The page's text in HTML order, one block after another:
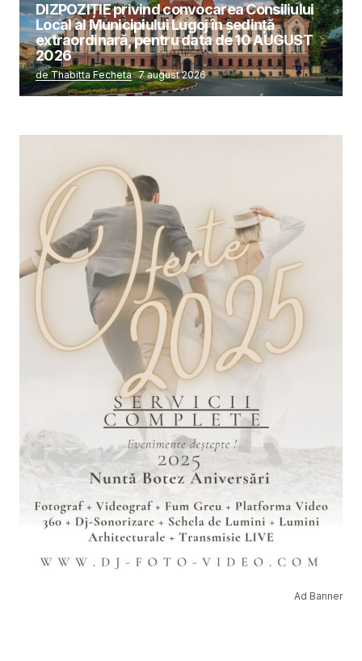
DIZPOZIȚIE privind convocarea Consiliului
Local al Municipiului Lugoj în şedinţă
extraordinară, pentru data de 10 AUGUST
2026
de Thabitta Fecheta 7 august 2026
Ad Banner